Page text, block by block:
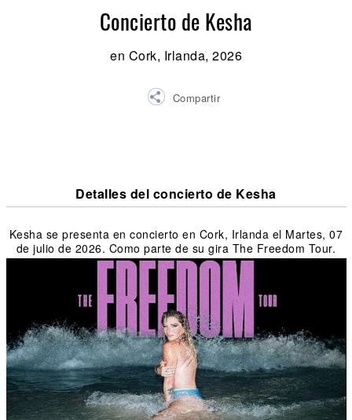
Concierto de Kesha
en Cork, Irlanda, 2026
Compartir
Detalles del concierto de Kesha
Kesha se presenta en concierto en Cork, Irlanda el Martes, 07
de julio de 2026. Como parte de su gira The Freedom Tour.